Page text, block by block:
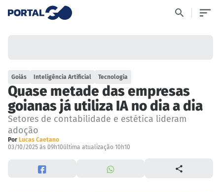
Goiás Inteligência Artificial Tecnologia
Quase metade das empresas
goianas já utiliza IA no dia a dia
Setores de contabilidade e estética lideram
adoção
Por Lucas Caetano
03/10/2025 às 09h10última atualização 10h10